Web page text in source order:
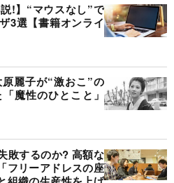
!】“マウスなし”で
3選【書籍オンライ
麗子が“激おこ”の
魔性のひとこと」
敗するのか? 高額な
フリーアドレスの座